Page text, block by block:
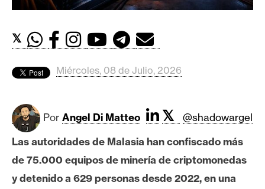
o
i
c
o
i
𝕏
Miércoles, 08 de Julio, 2026
Por Angel Di Matteo 𝕏
@shadowargel
Las autoridades de Malasia han confiscado más
de 75.000 equipos de minería de criptomonedas
y detenido a 629 personas desde 2022, en una